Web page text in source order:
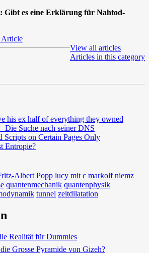
Gibt es eine Erklärung für Nahtod-
View all articles
Articles in this category
his ex half of everything they owned
Die Suche nach seiner DNS
Scripts on Certain Pages Only
Entropie?
Albert Popp lucy mit c markolf niemz
quantenmechanik quantenphysik
tunnel zeitdilatation
Realität für Dummies
Grosse Pyramide von Gizeh?